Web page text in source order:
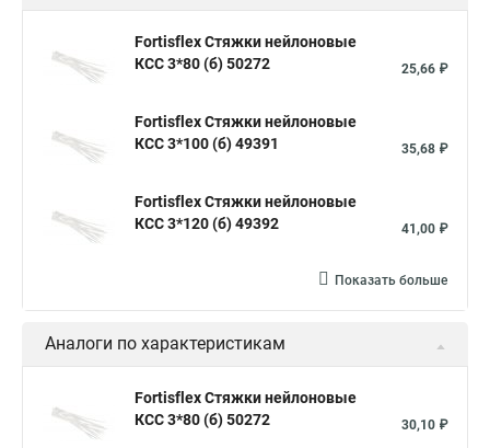
Стяжка alt Хомуты стяжки труб Стяжки магазин
Стяжки для кабелей металлические
Хомут стяжка это Хомут стяжка саморез
Купить стяжки кабельную
Хорошие стяжки
Хомуты стяжки нейлон Хомуты стяжки труба
Стяжки маркеры Стяжка нейлоновые 100шт черные
Прайс на цены по стяжке Площадка для стяжки купить
Fortisflex Стяжки нейлоновые
КСС 3*80 (б) 50272
25,66 ₽
Fortisflex Стяжки нейлоновые
КСС 3*100 (б) 49391
35,68 ₽
Fortisflex Стяжки нейлоновые
КСС 3*120 (б) 49392
41,00 ₽
Показать больше
Аналоги по характеристикам
Fortisflex Стяжки нейлоновые
КСС 3*80 (б) 50272
30,10 ₽